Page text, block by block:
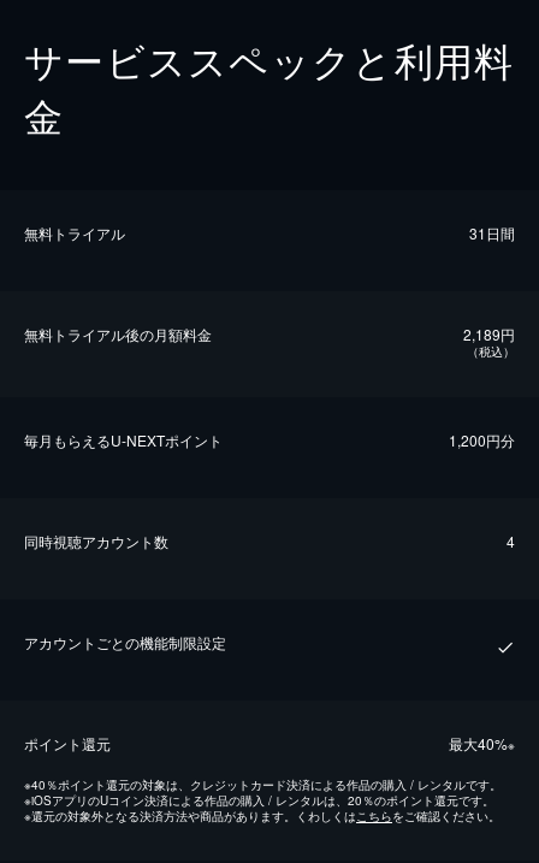
サービススペックと利用料
金
無料トライアル 31日間
無料トライアル後の⽉額料金 2,189円
（税込）
毎⽉もらえるU-NEXTポイント 1,200円分
同時視聴アカウント数 4
アカウントごとの機能制限設定
ポイント還元 最⼤40%※
※40％ポイント還元の対象は、クレジットカード決済による作品の購入 / レンタルです。
※iOSアプリのUコイン決済による作品の購入 / レンタルは、20％のポイント還元です。
※還元の対象外となる決済方法や商品があります。くわしくはこちらをご確認ください。